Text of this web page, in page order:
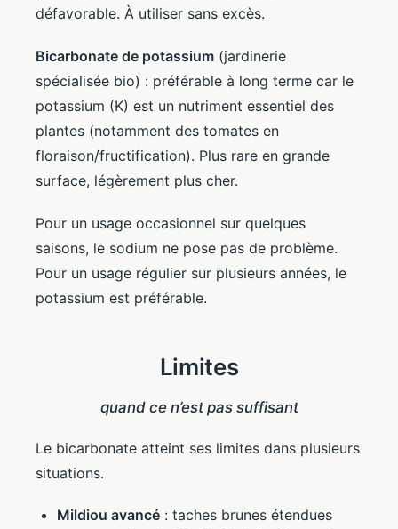
défavorable. À utiliser sans excès.
Bicarbonate de potassium (jardinerie
spécialisée bio) : préférable à long terme car le
potassium (K) est un nutriment essentiel des
plantes (notamment des tomates en
floraison/fructification). Plus rare en grande
surface, légèrement plus cher.
Pour un usage occasionnel sur quelques
saisons, le sodium ne pose pas de problème.
Pour un usage régulier sur plusieurs années, le
potassium est préférable.
Limites
quand ce n’est pas suffisant
Le bicarbonate atteint ses limites dans plusieurs
situations.
Mildiou avancé : taches brunes étendues